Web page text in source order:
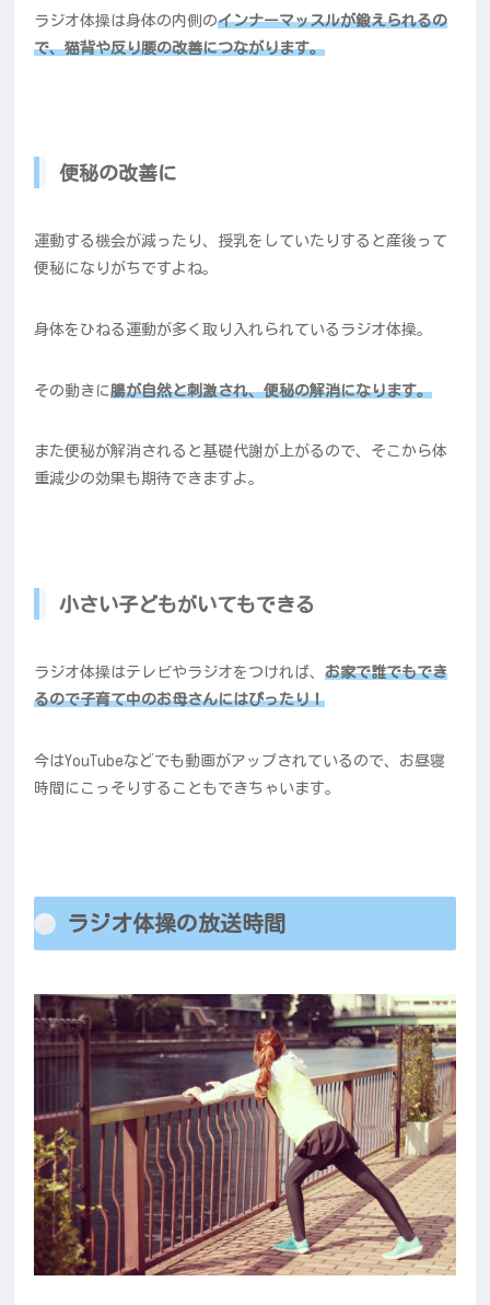
ラジオ体操は身体の内側のインナーマッスルが鍛えられるの
で、猫背や反り腰の改善につながります。
便秘の改善に
運動する機会が減ったり、授乳をしていたりすると産後って
便秘になりがちですよね。
身体をひねる運動が多く取り入れられているラジオ体操。
その動きに腸が自然と刺激され、便秘の解消になります。
また便秘が解消されると基礎代謝が上がるので、そこから体
重減少の効果も期待できますよ。
小さい子どもがいてもできる
ラジオ体操はテレビやラジオをつければ、お家で誰でもでき
るので子育て中のお母さんにはぴったり！
今はYouTubeなどでも動画がアップされているので、お昼寝
時間にこっそりすることもできちゃいます。
ラジオ体操の放送時間